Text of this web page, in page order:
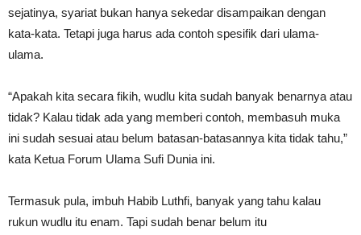
sejatinya, syariat bukan hanya sekedar disampaikan dengan
kata-kata. Tetapi juga harus ada contoh spesifik dari ulama-
ulama.
“Apakah kita secara fikih, wudlu kita sudah banyak benarnya atau
tidak? Kalau tidak ada yang memberi contoh, membasuh muka
ini sudah sesuai atau belum batasan-batasannya kita tidak tahu,”
kata Ketua Forum Ulama Sufi Dunia ini.
Termasuk pula, imbuh Habib Luthfi, banyak yang tahu kalau
rukun wudlu itu enam. Tapi sudah benar belum itu